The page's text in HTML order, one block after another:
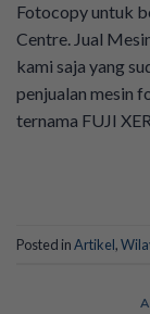
Fotocopy untuk
Centre. Jual
kami saja yang
penjualan mesin
ternama FUJI
Posted inArtikel,